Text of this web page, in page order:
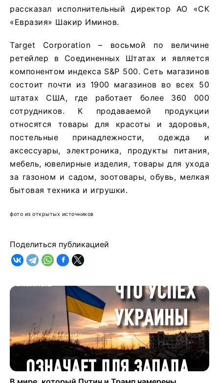
рассказал исполнительный директор АО «СК
«Евразия» Шакир Иминов.
Target Corporation – восьмой по величине
ретейлер в Соединенных Штатах и является
компонентом индекса S&P 500. Сеть магазинов
состоит почти из 1900 магазинов во всех 50
штатах США, где работает более 360 000
сотрудников. К продаваемой продукции
относятся товары для красоты и здоровья,
постельные принадлежности, одежда и
аксессуары, электроника, продукты питания,
мебель, ювелирные изделия, товары для ухода
за газоном и садом, зоотовары, обувь, мелкая
бытовая техника и игрушки.
фото из открытых источников
Поделиться публикацией